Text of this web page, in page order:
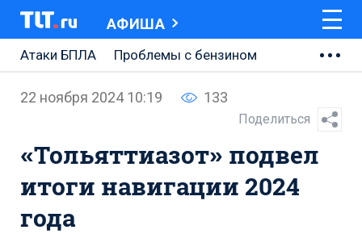
АФИША
Атаки БПЛА
Проблемы с бензином
АВТОВАЗ
Ремонт Обводного шоссе
Набережная Тольятти
Неделя Тольятти
22 ноября 2024 10:19 133
Поделиться
«Тольяттиазот» подвел
итоги навигации 2024
года